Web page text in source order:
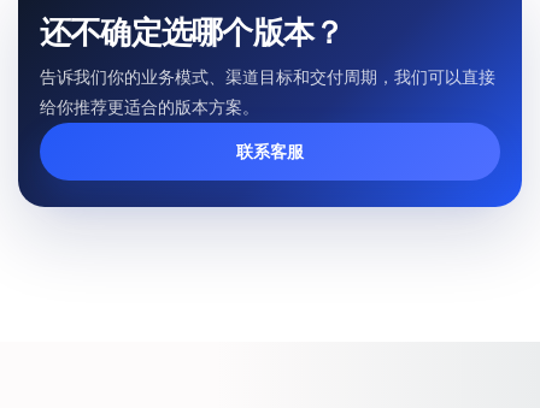
还不确定选哪个版本？
告诉我们你的业务模式、渠道目标和交付周期，我们可以直接
给你推荐更适合的版本方案。
联系客服